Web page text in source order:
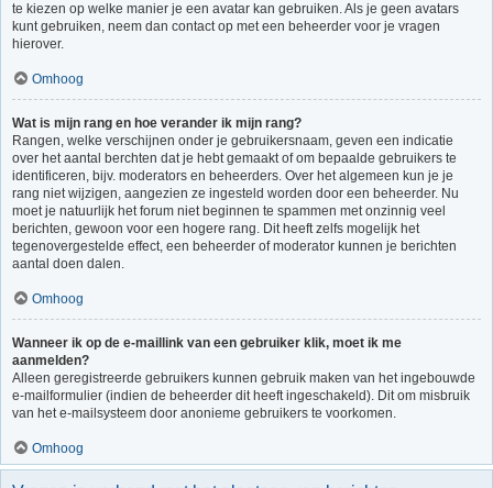
te kiezen op welke manier je een avatar kan gebruiken. Als je geen avatars
kunt gebruiken, neem dan contact op met een beheerder voor je vragen
hierover.
Omhoog
Wat is mijn rang en hoe verander ik mijn rang?
Rangen, welke verschijnen onder je gebruikersnaam, geven een indicatie
over het aantal berchten dat je hebt gemaakt of om bepaalde gebruikers te
identificeren, bijv. moderators en beheerders. Over het algemeen kun je je
rang niet wijzigen, aangezien ze ingesteld worden door een beheerder. Nu
moet je natuurlijk het forum niet beginnen te spammen met onzinnig veel
berichten, gewoon voor een hogere rang. Dit heeft zelfs mogelijk het
tegenovergestelde effect, een beheerder of moderator kunnen je berichten
aantal doen dalen.
Omhoog
Wanneer ik op de e-maillink van een gebruiker klik, moet ik me
aanmelden?
Alleen geregistreerde gebruikers kunnen gebruik maken van het ingebouwde
e-mailformulier (indien de beheerder dit heeft ingeschakeld). Dit om misbruik
van het e-mailsysteem door anonieme gebruikers te voorkomen.
Omhoog